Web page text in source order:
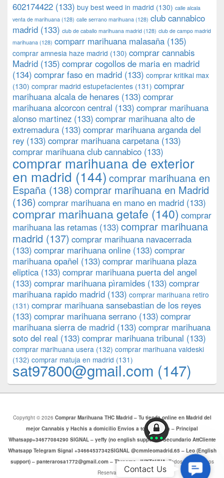
602174422 (133) buy best weed in madrid (130) calle alcala
venta de marihuana (128) calle serrano marihuana (128) club cannabico
madrid (133) club de caballo marihuana madrid (128) club de campo madrid
marihuana (128) comparr marihuana malasaña (135)
comprar amnesia haze madrid (130) comprar cannabis
Madrid (135) comprar cogollos de maria en madrid
(134) comprar faso en madrid (133) comprar kritikal max
(130) comprar madrid estupefacientes (131) comprar
marihuana alcala de henares (133) comprar
marihuana alcorcon central (133) comprar marihuana
alonso martinez (133) comprar marihuana alto de
extremadura (133) comprar marihuana arganda del
rey (133) comprar marihuana carpetana (133)
comprar marihuana club cannabico (133)
comprar marihuana de exterior
en madrid (144) comprar marihuana en
España (138) comprar marihuana en Madrid
(136) comprar marihuana en mano en madrid (133)
comprar marihuana getafe (140) comprar
marihuana las retamas (133) comprar marihuana
madrid (137) comprar marihuana navacerrada
(133) comprar marihuana online (133) comprar
marihuana opañel (133) comprar marihuana plaza
eliptica (133) comprar marihuana puerta del angel
(133) comprar marihuana pìramides (133) comprar
marihuana rapido madrid (133) comprar marihuana retiro
(131) comprar marihuana sansebastian de los reyes
(133) comprar marihuana serrano (133) comprar
marihuana sierra de madrid (133) comprar marihuana
soto del real (133) comprar marihuana tribunal (133)
comprar marihuana usera (132) comprar marihuana valdeski
(132) comprar matuja en madrid (131)
sat97800@gmail.com (147)
Copyright © 2026 Comprar Marihuana THC Madrid – Tu tienda online en Madrid del
mejor Cannabis y Hachis a domicilio Envios a toda Europa – Principal
Whatsapp+34677084290 SIGNAL – yeffy (no english support) – Secundario AttCliente
Whatsapp Telegram Signal +34664537342SIGNAL @cmmleomadrid.65 – Leo (English
support) – panterarosa1772@gmail.com – Threema: JHXT6HHA. Todos los Derechos
Reservados.Contact Us